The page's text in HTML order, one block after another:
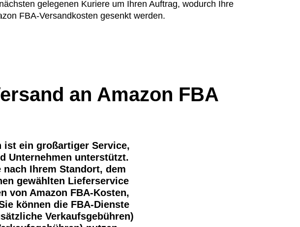
gelegenen Kuriere um Ihren Auftrag, wodurch Ihre
FBA-Versandkosten gesenkt werden.
an Amazon FBA
ist ein großartiger Service,
Unternehmen unterstützt.
Ihrem Standort, dem
gewählten Lieferservice
von Amazon FBA-Kosten,
können die FBA-Dienste
Verkaufsgebühren)